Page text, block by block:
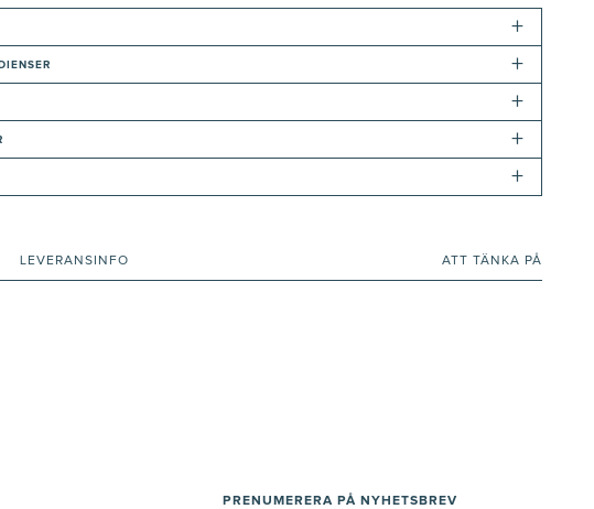
+
+
+
+
+
LEVERANSINFO ATT TÄNKA PÅ
PRENUMERERA PÅ NYHETSBREV